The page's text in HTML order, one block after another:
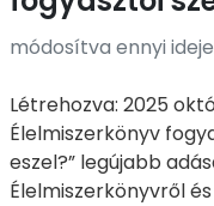
módosítva ennyi
Létrehozva: 2025
Élelmiszerkönyv
eszel?” legújabb
Élelmiszerkönyvről és